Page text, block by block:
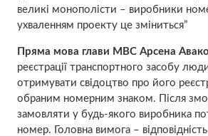
великі монополісти – виробники
ухваленням проекту це зміниться”
Пряма мова глави МВС Арсена
реєстрації транспортного засобу
отримувати свідоцтво про його
обраним номерним знаком. Після
замовляти у будь-якого виробника
номер. Головна вимога –